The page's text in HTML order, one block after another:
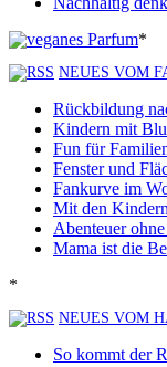
*
NEUES VOM
Rückbildung
Kindern mit
Fun für
Fenster und
Fankurve im
Mit den
Abenteuer
Mama ist die
*
NEUES VOM
So kommt der